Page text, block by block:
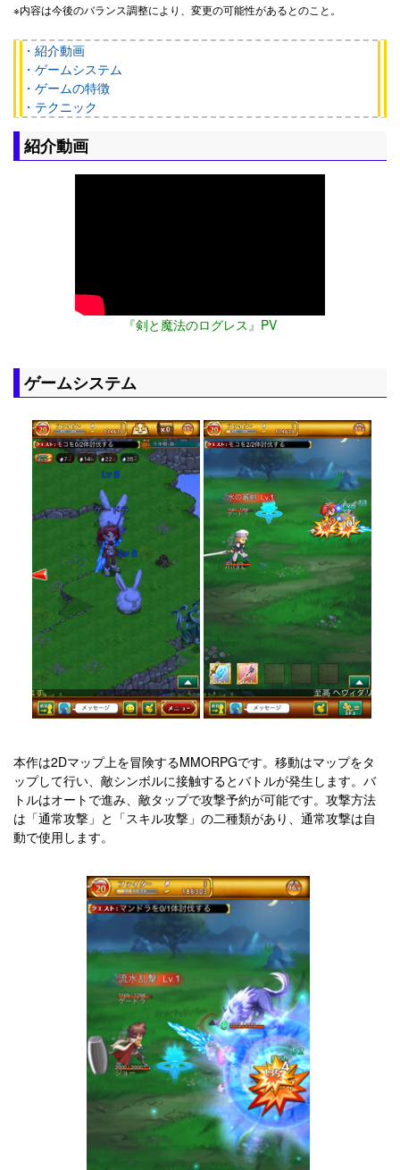
※内容は今後のバランス調整により、変更の可能性があるとのこと。
・紹介動画
・ゲームシステム
・ゲームの特徴
・テクニック
紹介動画
『剣と魔法のログレス』PV
ゲームシステム
本作は2Dマップ上を冒険するMMORPGです。移動はマップをタ
ップして行い、敵シンボルに接触するとバトルが発生します。バ
トルはオートで進み、敵タップで攻撃予約が可能です。攻撃方法
は「通常攻撃」と「スキル攻撃」の二種類があり、通常攻撃は自
動で使用します。